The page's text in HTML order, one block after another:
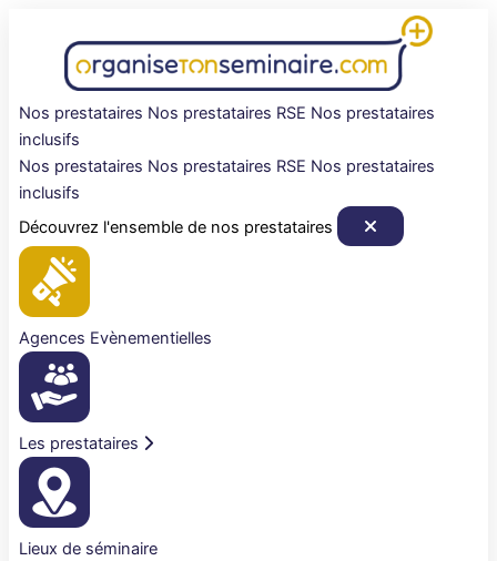
Nos prestataires Nos prestataires RSE Nos prestataires
inclusifs
Nos prestataires Nos prestataires RSE Nos prestataires
inclusifs
Découvrez l'ensemble de nos prestataires
Agences Evènementielles
Les prestataires
Lieux de séminaire